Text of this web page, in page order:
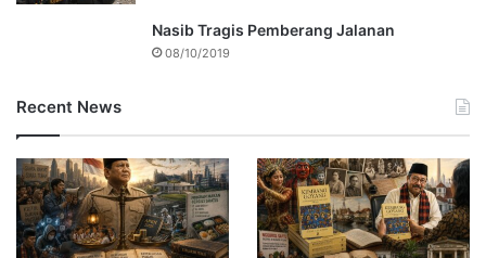
Nasib Tragis Pemberang Jalanan
08/10/2019
Recent News